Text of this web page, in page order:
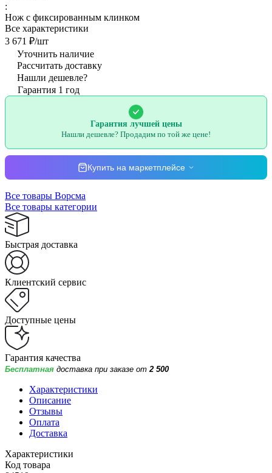
:
Нож с фиксированным клинком
Все характеристики
3 671 ₽/шт
Уточнить наличие
Рассчитать доставку
Нашли дешевле?
Гарантия 1 год
Гарантия лучшей цены
Нашли дешевле? Продадим по той же цене!
Купить на маркетплейсе
Все товары Ворсма
Все товары категории
Быстрая доставка
Клиентский сервис
Доступные цены
Гарантия качества
Бесплатная доставка при заказе от 2 500
Характеристики
Описание
Отзывы
Оплата
Доставка
Характеристики
Код товара